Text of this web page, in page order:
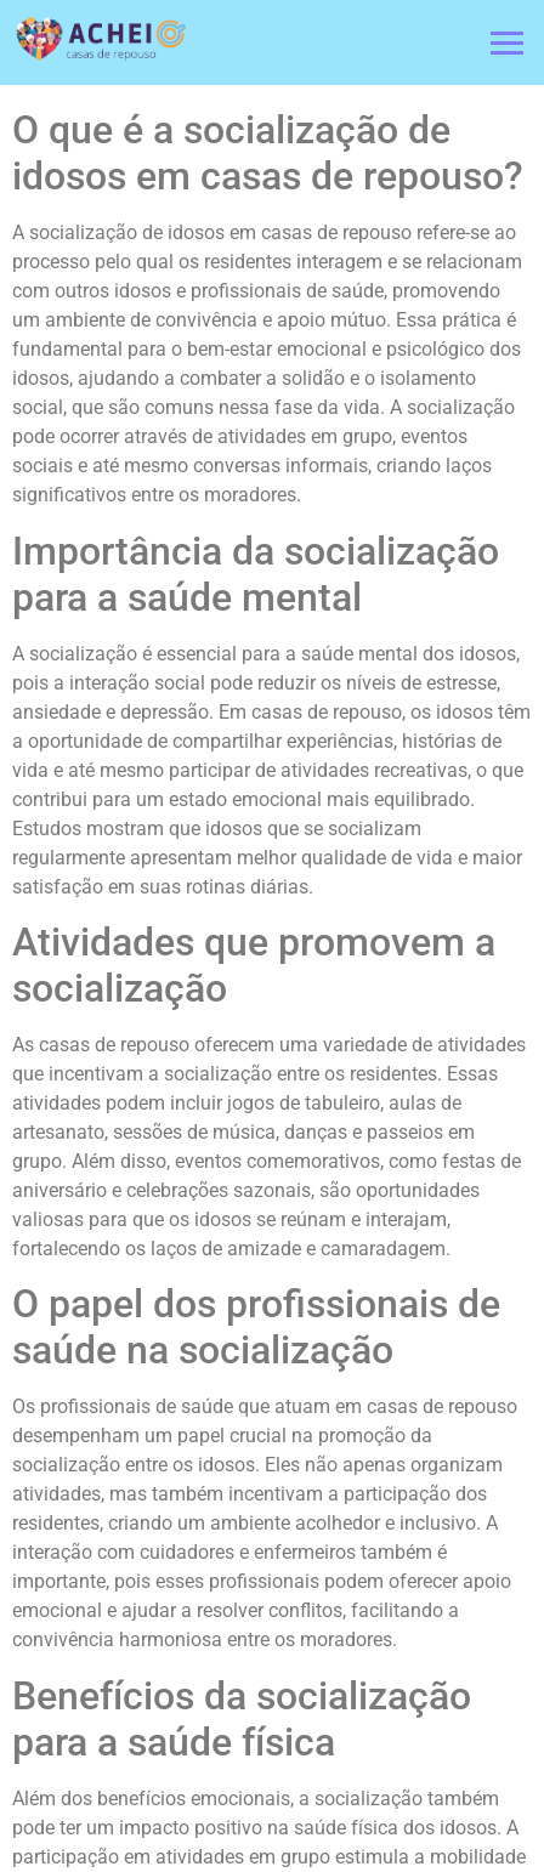
O que é a socialização de
idosos em casas de repouso?
A socialização de idosos em casas de repouso refere-se ao
processo pelo qual os residentes interagem e se relacionam
com outros idosos e profissionais de saúde, promovendo
um ambiente de convivência e apoio mútuo. Essa prática é
fundamental para o bem-estar emocional e psicológico dos
idosos, ajudando a combater a solidão e o isolamento
social, que são comuns nessa fase da vida. A socialização
pode ocorrer através de atividades em grupo, eventos
sociais e até mesmo conversas informais, criando laços
significativos entre os moradores.
Importância da socialização
para a saúde mental
A socialização é essencial para a saúde mental dos idosos,
pois a interação social pode reduzir os níveis de estresse,
ansiedade e depressão. Em casas de repouso, os idosos têm
a oportunidade de compartilhar experiências, histórias de
vida e até mesmo participar de atividades recreativas, o que
contribui para um estado emocional mais equilibrado.
Estudos mostram que idosos que se socializam
regularmente apresentam melhor qualidade de vida e maior
satisfação em suas rotinas diárias.
Atividades que promovem a
socialização
As casas de repouso oferecem uma variedade de atividades
que incentivam a socialização entre os residentes. Essas
atividades podem incluir jogos de tabuleiro, aulas de
artesanato, sessões de música, danças e passeios em
grupo. Além disso, eventos comemorativos, como festas de
aniversário e celebrações sazonais, são oportunidades
valiosas para que os idosos se reúnam e interajam,
fortalecendo os laços de amizade e camaradagem.
O papel dos profissionais de
saúde na socialização
Os profissionais de saúde que atuam em casas de repouso
desempenham um papel crucial na promoção da
socialização entre os idosos. Eles não apenas organizam
atividades, mas também incentivam a participação dos
residentes, criando um ambiente acolhedor e inclusivo. A
interação com cuidadores e enfermeiros também é
importante, pois esses profissionais podem oferecer apoio
emocional e ajudar a resolver conflitos, facilitando a
convivência harmoniosa entre os moradores.
Benefícios da socialização
para a saúde física
Além dos benefícios emocionais, a socialização também
pode ter um impacto positivo na saúde física dos idosos. A
participação em atividades em grupo estimula a mobilidade